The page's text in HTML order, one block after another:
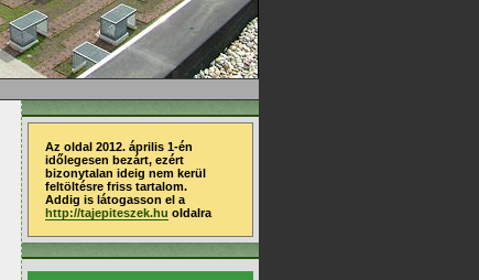
Az oldal 2012. április 1-én
időlegesen bezárt, ezért
bizonytalan ideig nem kerül
feltöltésre friss tartalom.
Addig is látogasson el a
http://tajepiteszek.hu oldalra